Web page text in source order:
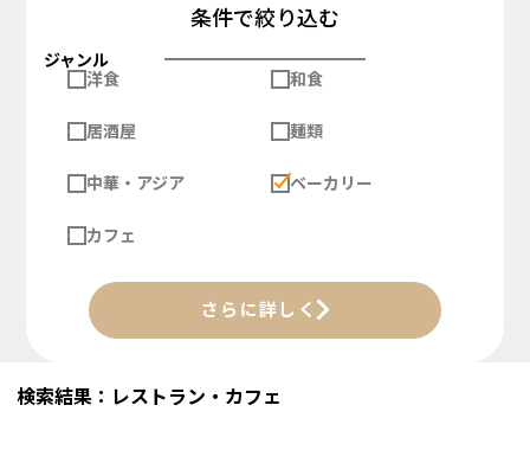
条件で絞り込む
ジャンル
洋食
和食
居酒屋 麺類
中華・アジア ベーカリー
カフェ
さらに詳しく
検索結果：レストラン・カフェ